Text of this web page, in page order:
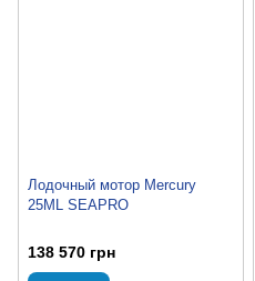
Лодочный мотор Mercury
25ML SEAPRO
138 570 грн